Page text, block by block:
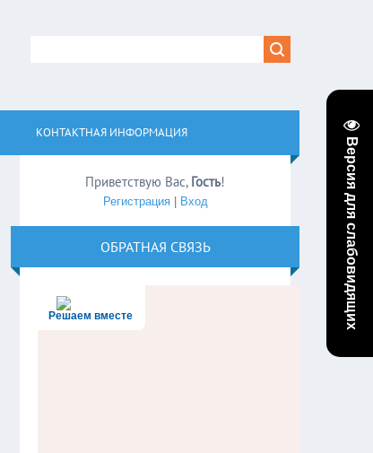
Версия для слабовидящих
КОНТАКТНАЯ ИНФОРМАЦИЯ
Приветствую Вас, Гость!
Регистрация| Вход
ОБРАТНАЯ СВЯЗЬ
Решаем вместе